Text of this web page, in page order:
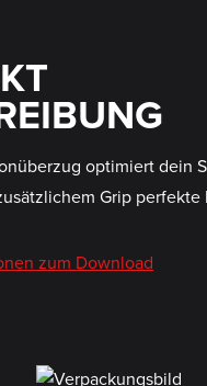
optimiert dein
Grip perfekte
zum Download